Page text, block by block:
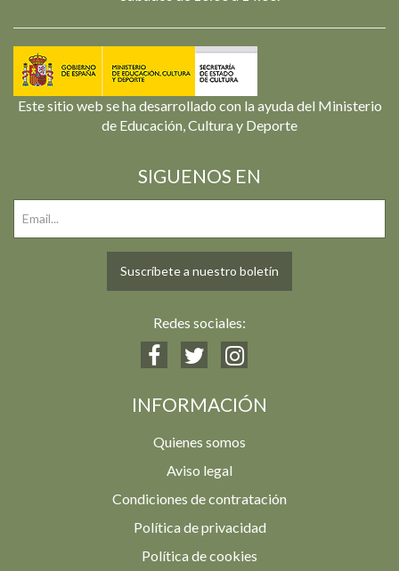
Este sitio web se ha desarrollado con la ayuda del Ministerio
de Educación, Cultura y Deporte
SIGUENOS EN
Suscríbete a nuestro boletín
Redes sociales:
INFORMACIÓN
Quienes somos
Aviso legal
Condiciones de contratación
Política de privacidad
Política de cookies